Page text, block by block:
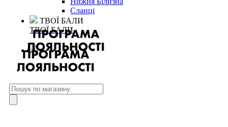
Сланці
ТВОЇ БАЛИ
ТВОЇ БАЛИ